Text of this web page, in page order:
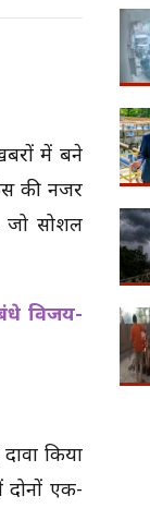
में बने
की नजर
जो सोशल
विजय-
किया
दोनों एक-